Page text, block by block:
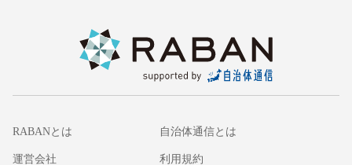
RABANとは 自治体通信とは
運営会社 利用規約